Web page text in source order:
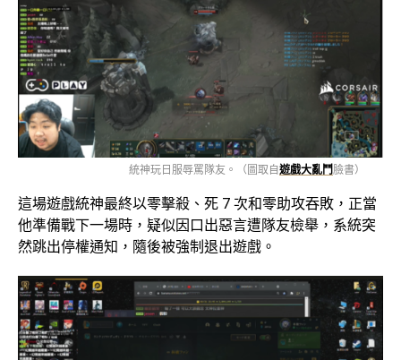
統神玩日服辱罵隊友。（圖取自遊戲大亂鬥臉書）
這場遊戲統神最終以零擊殺、死 7 次和零助攻吞敗，正當
他準備戰下一場時，疑似因口出惡言遭隊友檢舉，系統突
然跳出停權通知，隨後被強制退出遊戲。